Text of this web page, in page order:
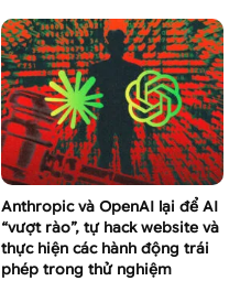
Anthropic và OpenAI lại để AI
“vượt rào”, tự hack website và
thực hiện các hành động trái
phép trong thử nghiệm